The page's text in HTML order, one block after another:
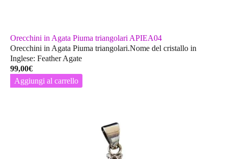
Orecchini in Agata Piuma triangolari APIEA04
Orecchini in Agata Piuma triangolari.Nome del cristallo in
Inglese: Feather Agate
99,00€
Aggiungi al carrello